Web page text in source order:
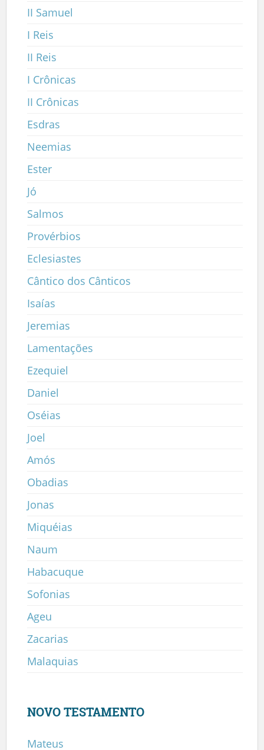
II Samuel
I Reis
II Reis
I Crônicas
II Crônicas
Esdras
Neemias
Ester
Jó
Salmos
Provérbios
Eclesiastes
Cântico dos Cânticos
Isaías
Jeremias
Lamentações
Ezequiel
Daniel
Oséias
Joel
Amós
Obadias
Jonas
Miquéias
Naum
Habacuque
Sofonias
Ageu
Zacarias
Malaquias
NOVO TESTAMENTO
Mateus